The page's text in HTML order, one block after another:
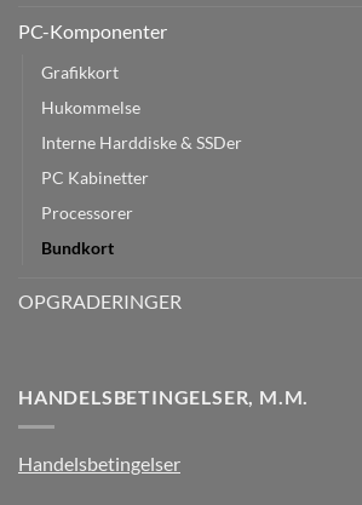
PC-Komponenter
Grafikkort
Hukommelse
Interne Harddiske & SSDer
PC Kabinetter
Processorer
Bundkort
OPGRADERINGER
HANDELSBETINGELSER, M.M.
Handelsbetingelser